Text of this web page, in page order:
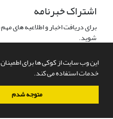
این وب سایت از کوکی ها برای اطمینان
خدمات استفاده می کند.
متوجه شدم
اشتراک خبرنامه
برای دریافت اخبار و اطلاعیه های
شوید.
سامانه مدیریت نشریات علمی.